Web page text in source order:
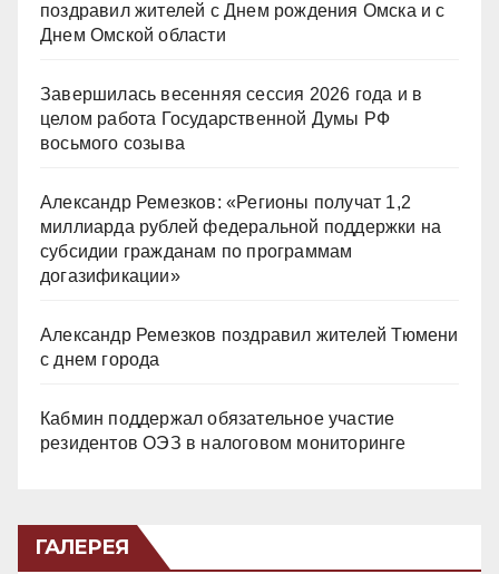
поздравил жителей с Днем рождения Омска и с
Днем Омской области
Завершилась весенняя сессия 2026 года и в
целом работа Государственной Думы РФ
восьмого созыва
Александр Ремезков: «Регионы получат 1,2
миллиарда рублей федеральной поддержки на
субсидии гражданам по программам
догазификации»
Александр Ремезков поздравил жителей Тюмени
с днем города
Кабмин поддержал обязательное участие
резидентов ОЭЗ в налоговом мониторинге
ГАЛЕРЕЯ